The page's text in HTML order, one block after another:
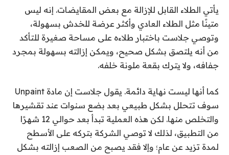
يأتي الطلاء القابل للإزالة مع بعض المقايضات. إنه ليس
متينًا مثل الطلاء العادي وأكثر عرضة للخدش بسهولة،
وتوصي جلاست باختبار طلاءه على مساحة صغيرة للتأكد
من أنه يلتصق بشكل صحيح، ويمكن إزالته بسهولة بمجرد
جفافه، ولا يترك بقعة ملونة خلفه.
كما أنها ليست نهاية دائمة. يقول جلاست إن مادة Unpaint
سوف تتحلل بشكل طبيعي بعد بضع سنوات عند تقشيرها
والتخلص منها. لكن هذه العملية تبدأ بعد حوالي 12 شهرًا
من التطبيق، لذلك لا توصي الشركة بتركه على الأسطح
لمدة تزيد عن عام؛ وإلا فقد يصبح من الصعب إزالته بشكل